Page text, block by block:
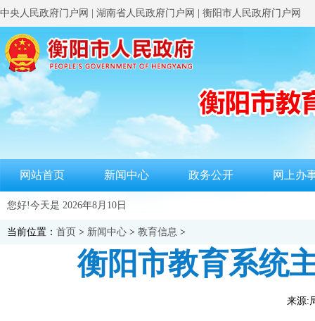
中央人民政府门户网 湖南省人民政府门户网 衡阳市人民政府门户网
网站首页 新闻中心 政务公开 网上办
您好!今天是 2026年8月10日
当前位置： 首页 > 新闻中心 > 教育信息 >
衡阳市教育系统
来源: